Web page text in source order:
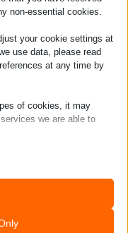
Media Hub
Doel van de
leren, maar
aan
end
non-essential cookies.
your cookie settings at
use data, please read
at any time by
of cookies, it may
we are able to
functions and are
website. These cookies